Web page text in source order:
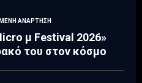
ΑΝΆΡΤΗΣΗ
μ Festival 2026»
του στον κόσμο